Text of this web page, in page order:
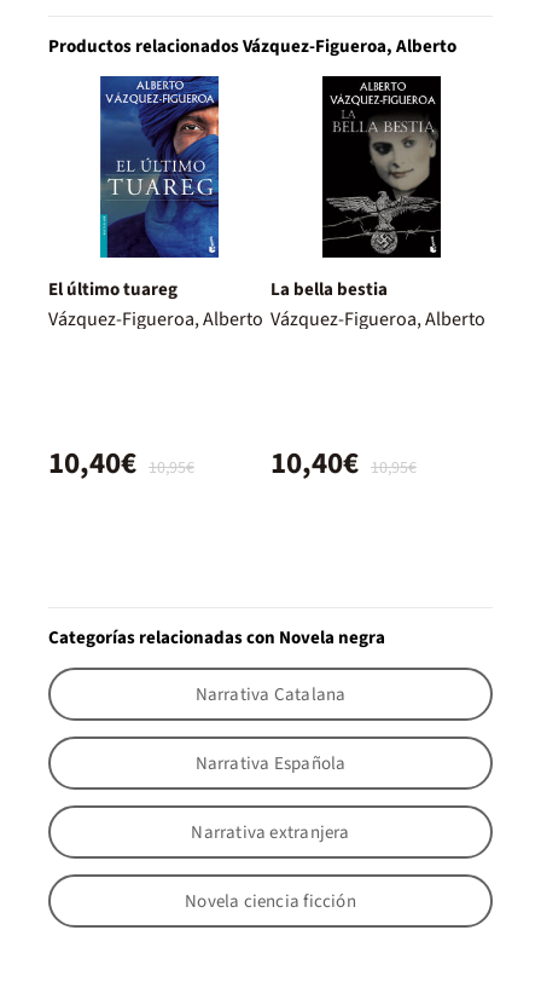
Productos relacionados Vázquez-Figueroa, Alberto
El último tuareg
Vázquez-Figueroa, Alberto
10,95€
10,40€
La bella bestia
Vázquez-Figueroa, Alberto
10,95€
10,40€
Categorías relacionadas con Novela negra
Narrativa Catalana
Narrativa Española
Narrativa extranjera
Novela ciencia ficción